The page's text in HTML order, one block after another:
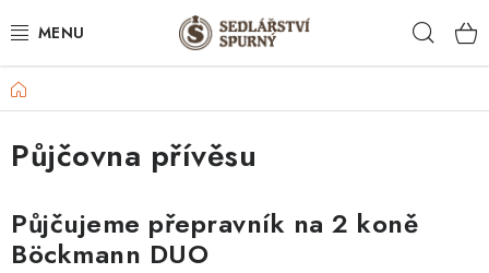
na
PRO KONĚ
PRO JEZDCE
PŮJČOVNA PŘÍVĚSU
Domů
Půjčovna přívěsu
Půjčujeme přepravník na 2 koně
Böckmann DUO